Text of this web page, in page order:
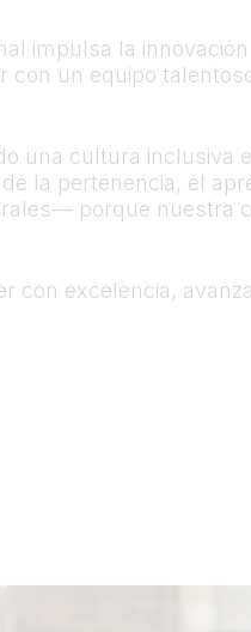
impulsa la
con un equipo
una cultura inclusiva
la pertenencia, el
porque nuestra
con excelencia,